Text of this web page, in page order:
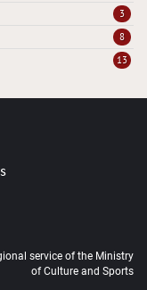
3
8
13
service of the Ministry
of Culture and Sports